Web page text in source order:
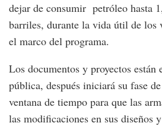
dejar de consumir petróleo hasta
barriles, durante la vida útil de los
el marco del programa.
Los documentos y proyectos están
pública, después iniciará su fase
ventana de tiempo para que las
las modificaciones en sus diseños